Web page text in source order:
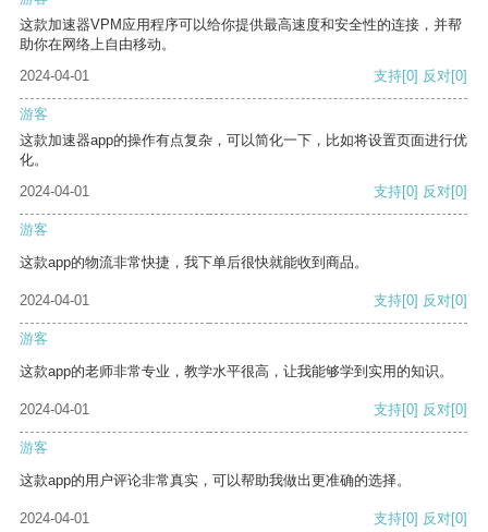
这款加速器VPM应用程序可以给你提供最高速度和安全性的连接，并帮
助你在网络上自由移动。
2024-04-01
支持[0] 反对[0]
游客
这款加速器app的操作有点复杂，可以简化一下，比如将设置页面进行优
化。
2024-04-01
支持[0] 反对[0]
游客
这款app的物流非常快捷，我下单后很快就能收到商品。
2024-04-01 支持[0] 反对[0]
游客
这款app的老师非常专业，教学水平很高，让我能够学到实用的知识。
2024-04-01 支持[0] 反对[0]
游客
这款app的用户评论非常真实，可以帮助我做出更准确的选择。
2024-04-01 支持[0] 反对[0]